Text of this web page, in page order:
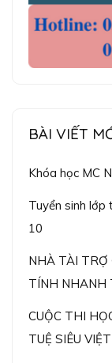
BÀI VIẾT
Khóa học MC
Tuyển sinh lớp
10
NHÀ TÀI TRỢ
TÍNH NHANH
CUỘC THI
TUỆ SIÊU